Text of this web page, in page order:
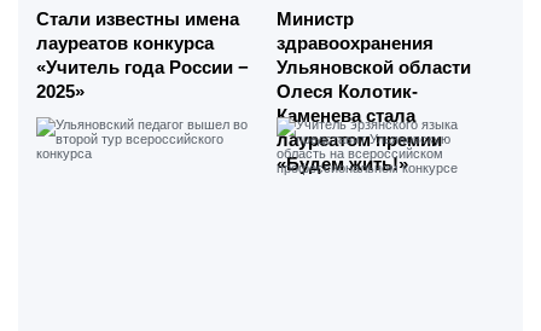
Стали известны имена
лауреатов конкурса
«Учитель года России −
2025»
Министр
здравоохранения
Ульяновской области
Олеся Колотик-
Каменева стала
лауреатом премии
«Будем жить!»